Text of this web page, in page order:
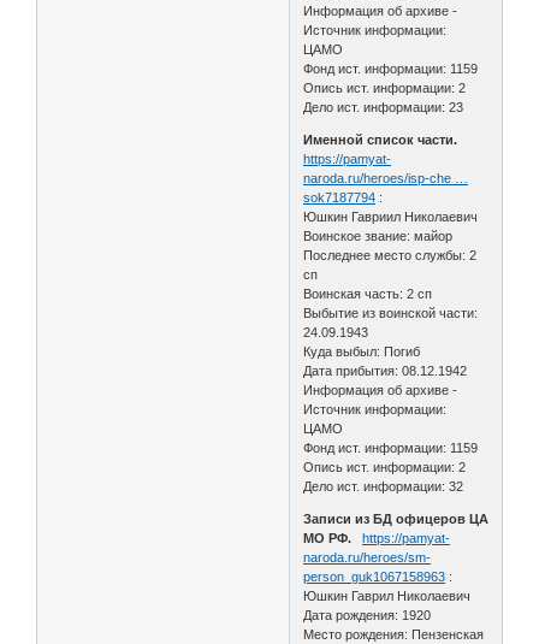
Информация об архиве -
Источник информации:
ЦАМО
Фонд ист. информации: 1159
Опись ист. информации: 2
Дело ист. информации: 23
Именной список части.
https://pamyat-
naroda.ru/heroes/isp-che …
sok7187794 :
Юшкин Гавриил Николаевич
Воинское звание: майор
Последнее место службы: 2
сп
Воинская часть: 2 сп
Выбытие из воинской части:
24.09.1943
Куда выбыл: Погиб
Дата прибытия: 08.12.1942
Информация об архиве -
Источник информации:
ЦАМО
Фонд ист. информации: 1159
Опись ист. информации: 2
Дело ист. информации: 32
Записи из БД офицеров ЦА
МО РФ.
https://pamyat-
naroda.ru/heroes/sm-
person_guk1067158963 :
Юшкин Гаврил Николаевич
Дата рождения: 1920
Место рождения: Пензенская